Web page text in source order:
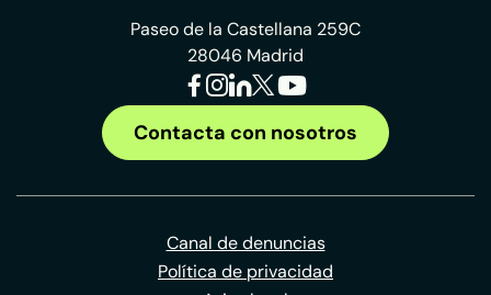
Paseo de la Castellana 259C
28046 Madrid
Contacta con nosotros
Canal de denuncias
Política de privacidad